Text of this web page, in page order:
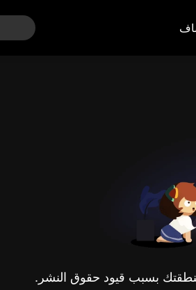
بسبب قيود حقوق النشر.